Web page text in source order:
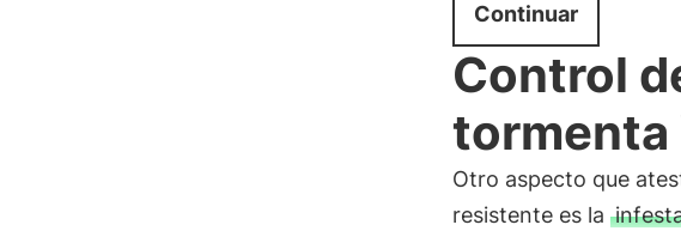
Continuar
Control
tormenta
Otro aspecto que
resistente es la